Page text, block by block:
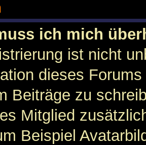
ich mich
ist nicht
dieses
Beiträge zu
Mitglied
Beispiel